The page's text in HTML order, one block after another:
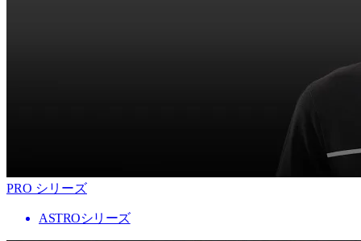
PRO シリーズ
ASTROシリーズ